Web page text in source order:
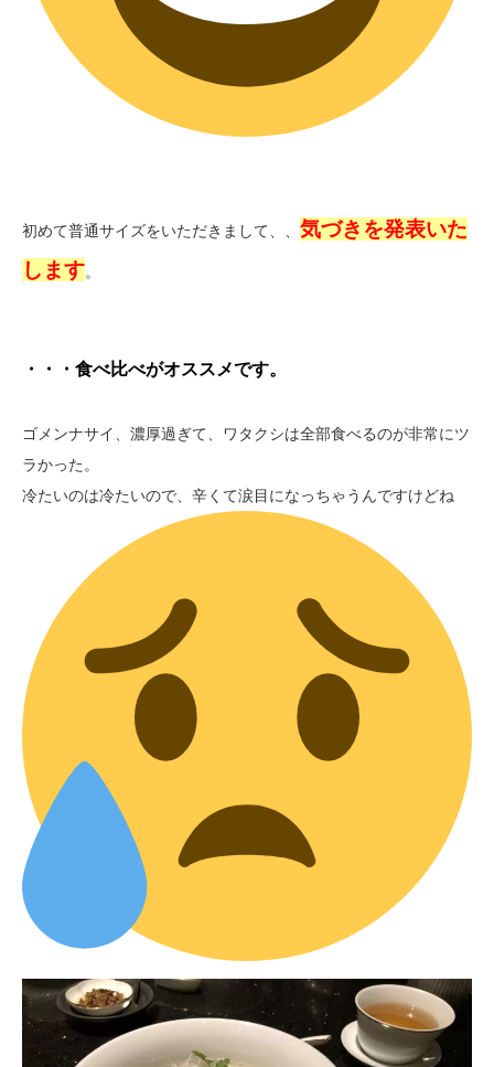
初めて普通サイズをいただきまして、、 気づきを発表いた
します。
・・・食べ比べがオススメです。
ゴメンナサイ、濃厚過ぎて、ワタクシは全部食べるのが非常にツ
ラかった。
冷たいのは冷たいので、辛くて涙目になっちゃうんですけどね